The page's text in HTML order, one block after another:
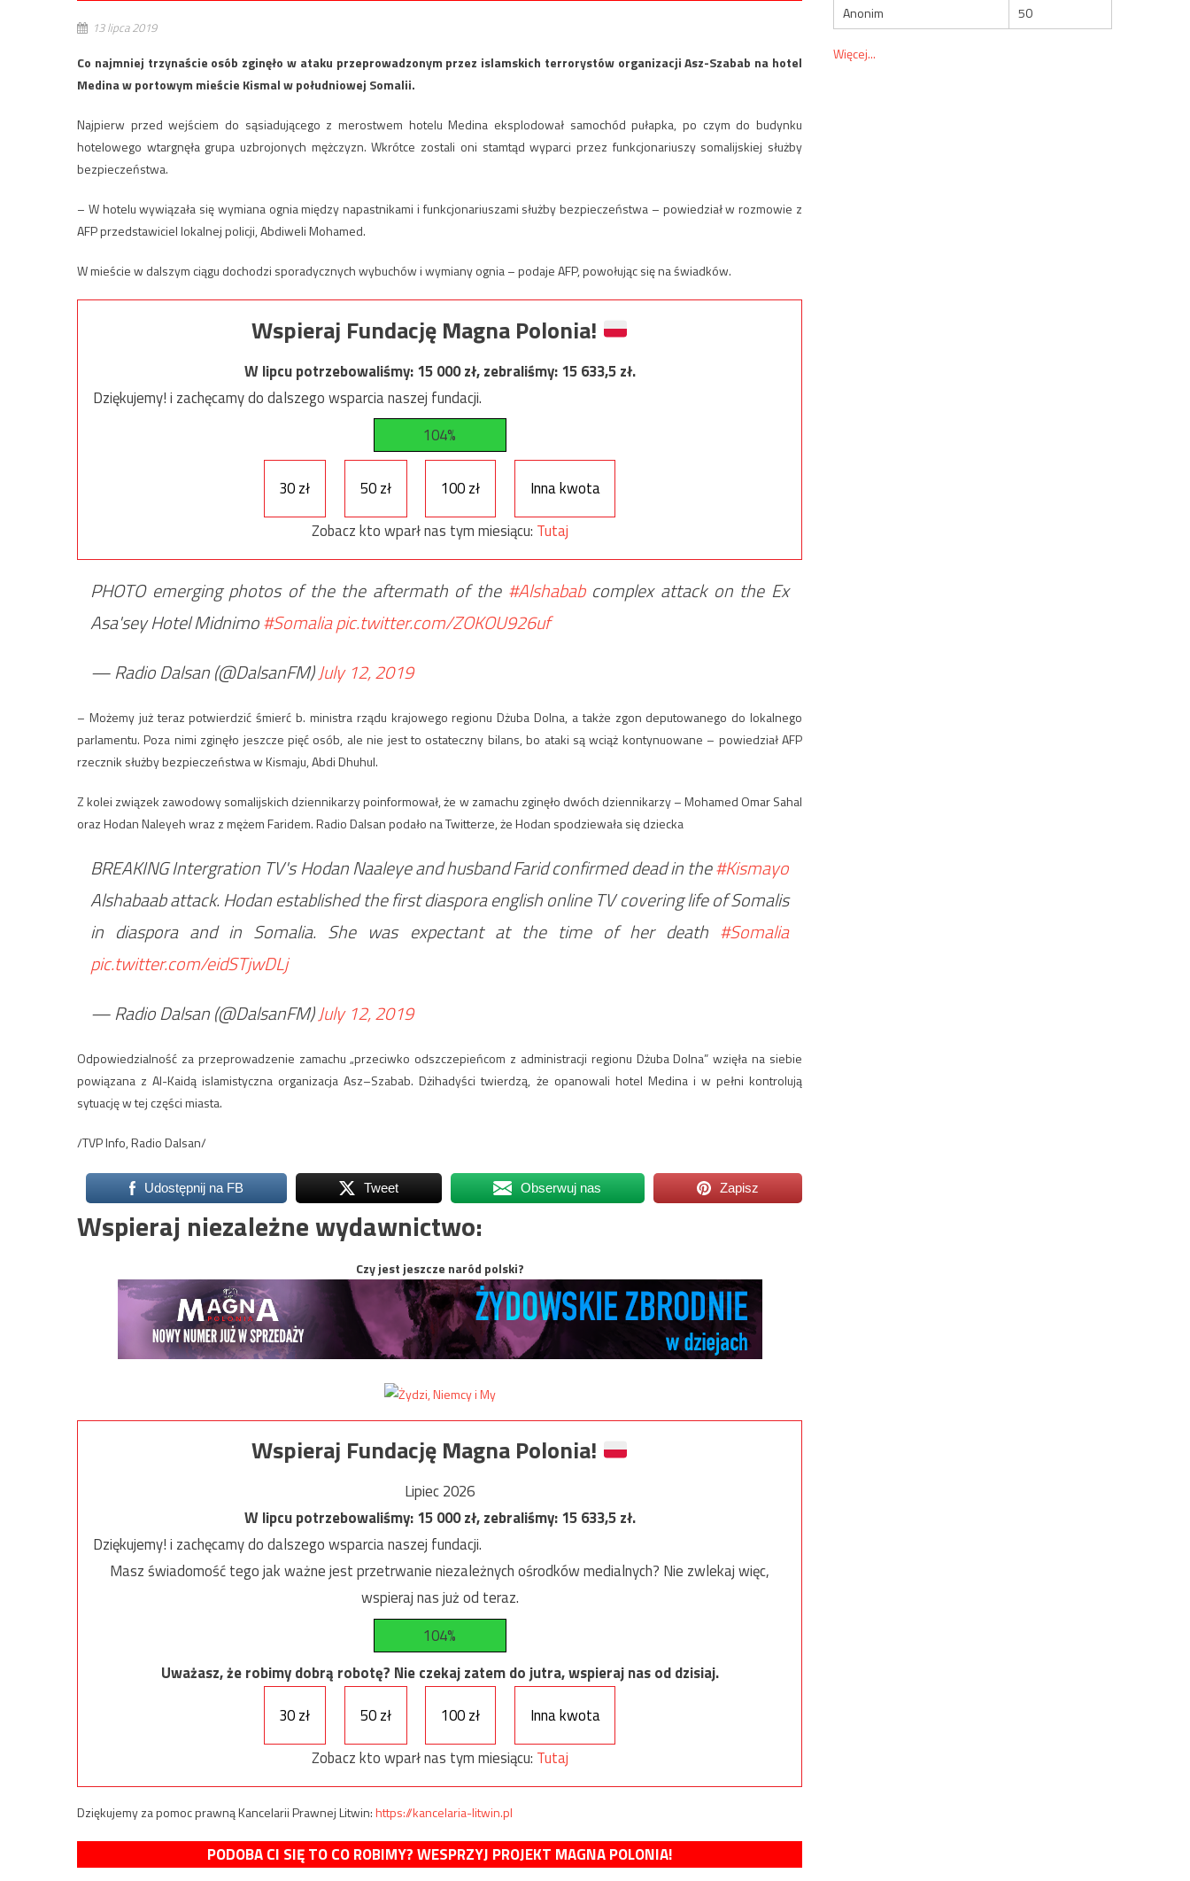
13 lipca 2019
Co najmniej trzynaście osób zginęło w ataku przeprowadzonym przez islamskich terrorystów organizacji Asz-Szabab na hotel
Medina w portowym mieście Kismal w południowej Somalii.
Najpierw przed wejściem do sąsiadującego z merostwem hotelu Medina eksplodował samochód pułapka, po czym do budynku
hotelowego wtargnęła grupa uzbrojonych mężczyzn. Wkrótce zostali oni stamtąd wyparci przez funkcjonariuszy somalijskiej służby
bezpieczeństwa.
– W hotelu wywiązała się wymiana ognia między napastnikami i funkcjonariuszami służby bezpieczeństwa – powiedział w rozmowie z
AFP przedstawiciel lokalnej policji, Abdiweli Mohamed.
W mieście w dalszym ciągu dochodzi sporadycznych wybuchów i wymiany ognia – podaje AFP, powołując się na świadków.
Wspieraj Fundację Magna Polonia!
W lipcu potrzebowaliśmy:15 000zł, zebraliśmy:15 633,5zł.
Dziękujemy! i zachęcamy do dalszego wsparcia naszej fundacji.
104%
30 zł 50 zł 100 zł
Inna kwota
Zobacz kto wparł nas tym miesiącu: Tutaj
PHOTO emerging photos of the the aftermath of the #Alshababcomplex attack on the Ex
Asa'sey Hotel Midnimo#Somaliapic.twitter.com/ZOKOU926uf
— Radio Dalsan (@DalsanFM)July 12, 2019
– Możemy już teraz potwierdzić śmierć b. ministra rządu krajowego regionu Dżuba Dolna, a także zgon deputowanego do lokalnego
parlamentu. Poza nimi zginęło jeszcze pięć osób, ale nie jest to ostateczny bilans, bo ataki są wciąż kontynuowane – powiedział AFP
rzecznik służby bezpieczeństwa w Kismaju, Abdi Dhuhul.
Z kolei związek zawodowy somalijskich dziennikarzy poinformował, że w zamachu zginęło dwóch dziennikarzy – Mohamed Omar Sahal
oraz Hodan Naleyeh wraz z mężem Faridem. Radio Dalsan ‏podało na Twitterze, że Hodan spodziewała się dziecka
BREAKING Intergration TV's Hodan Naaleye and husband Farid confirmed dead in the#Kismayo
Alshabaab attack. Hodan established the first diaspora english online TV covering life of Somalis
in diaspora and in Somalia. She was expectant at the time of her death #Somalia
pic.twitter.com/eidSTjwDLj
— Radio Dalsan (@DalsanFM)July 12, 2019
Odpowiedzialność za przeprowadzenie zamachu „przeciwko odszczepieńcom z administracji regionu Dżuba Dolna” wzięła na siebie
powiązana z Al-Kaidą islamistyczna organizacja Asz–Szabab. Dżihadyści twierdzą, że opanowali hotel Medina i w pełni kontrolują
sytuację w tej części miasta.
/TVP Info, Radio Dalsan/
Udostępnij na FB Tweet Obserwuj nas Zapisz
Wspieraj niezależne wydawnictwo:
Czy jest jeszcze naród polski?
Wspieraj Fundację Magna Polonia!
Lipiec 2026
W lipcu potrzebowaliśmy:15 000zł, zebraliśmy:15 633,5zł.
Dziękujemy! i zachęcamy do dalszego wsparcia naszej fundacji.
Masz świadomość tego jak ważne jest przetrwanie niezależnych ośrodków medialnych? Nie zwlekaj więc,
wspieraj nas już od teraz.
104%
Uważasz, że robimy dobrą robotę? Nie czekaj zatem do jutra, wspieraj nas od dzisiaj.
30 zł
50 zł 100 zł
Inna kwota
Zobacz kto wparł nas tym miesiącu: Tutaj
Dziękujemy za pomoc prawną Kancelarii Prawnej Litwin:https://kancelaria-litwin.pl
PODOBA CI SIĘ TO CO ROBIMY? WESPRZYJ PROJEKT MAGNA POLONIA!
Anonim
50
Więcej...